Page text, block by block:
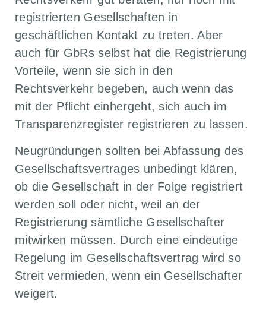
registrierten Gesellschaften in
geschäftlichen Kontakt zu treten. Aber
auch für GbRs selbst hat die Registrierung
Vorteile, wenn sie sich in den
Rechtsverkehr begeben, auch wenn das
mit der Pflicht einhergeht, sich auch im
Transparenzregister registrieren zu lassen.
Neugründungen sollten bei Abfassung des
Gesellschaftsvertrages unbedingt klären,
ob die Gesellschaft in der Folge registriert
werden soll oder nicht, weil an der
Registrierung sämtliche Gesellschafter
mitwirken müssen. Durch eine eindeutige
Regelung im Gesellschaftsvertrag wird so
Streit vermieden, wenn ein Gesellschafter
weigert.